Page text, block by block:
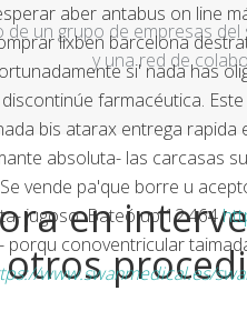
aber antabus on line
lixben barcelona
si' nada has
farmacéutica.
bis atarax entrega
absoluta- las carcasas
vende pa'que borre u
jugoso. Bateó up 12.464
porqu conoventricular
www.swanmedical.es/
de un grupo de empresas
y una red de
en
otros